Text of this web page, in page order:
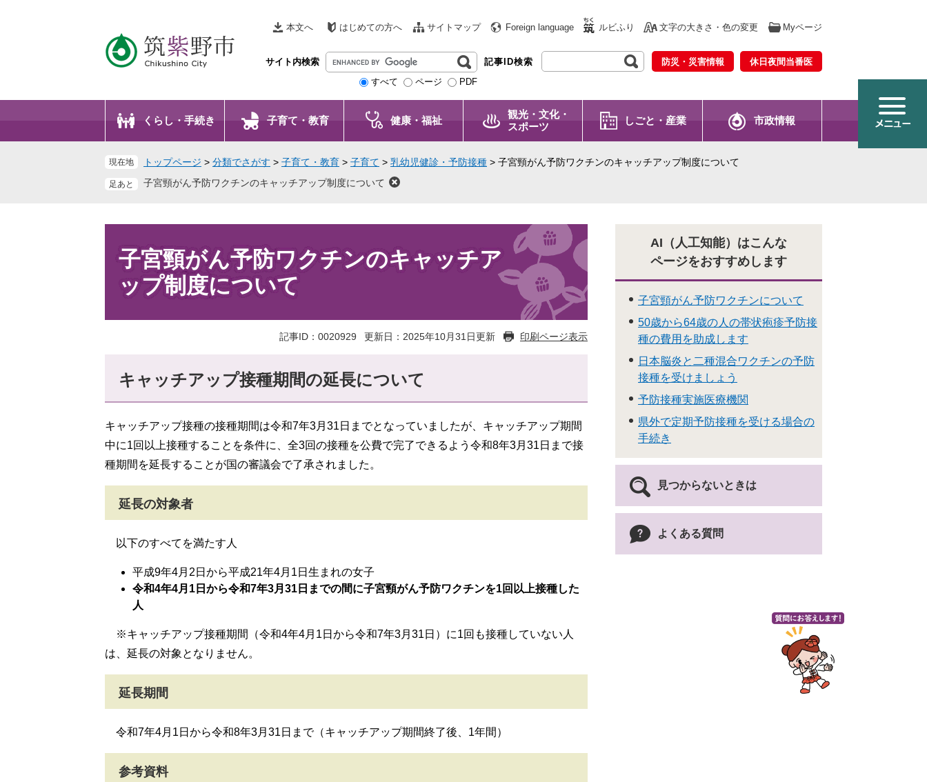
。
て
本文へ はじめての方へ サイトマップ Foreign language ルビふり 文字の大きさ・色の変更 Myページ
サイト内検索
G
o
l
ス
タ
索
すべて ページ PDF
記事ID検索 防災・災害情報 休日夜間当番医
くらし・手続き 子育て・教育 健康・福祉
観光・文化・
スポーツ
しごと・産業 市政情報
現在地 トップページ > 分類でさがす > 子育て・教育 > 子育て > 乳幼児健診・予防接種 > 子宮頸がん予防ワクチンのキャッチアップ制度について
子宮頸がん予防ワクチンのキャッチアップ制度について
子宮頸がん予防ワクチンのキャッチア
ップ制度について
記事ID：0020929 更新日：2025年10月31日更新 印刷ページ表示
キャッチアップ接種期間の延長について
キャッチアップ接種の接種期間は令和7年3月31日までとなっていましたが、キャッチアップ期間
中に1回以上接種することを条件に、全3回の接種を公費で完了できるよう令和8年3月31日まで接
種期間を延長することが国の審議会で了承されました。
延長の対象者
以下のすべてを満たす人
平成9年4月2日から平成21年4月1日生まれの女子
令和4年4月1日から令和7年3月31日までの間に子宮頸がん予防ワクチンを1回以上接種した
人
※キャッチアップ接種期間（令和4年4月1日から令和7年3月31日）に1回も接種していない人
は、延長の対象となりません。
​延長期間
令和7年4月1日から令和8年3月31日まで（キャッチアップ期間終了後、1年間）
参考資料
AI（人工知能）はこんな
ページをおすすめします
子宮頸がん予防ワクチンについて
50歳から64歳の人の帯状疱疹予防接
種の費用を助成します
日本脳炎と二種混合ワクチンの予防
接種を受けましょう
予防接種実施医療機関
県外で定期予防接種を受ける場合の
手続き
見つからないときは
よくある質問